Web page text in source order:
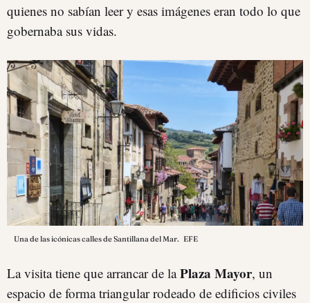
quienes no sabían leer y esas imágenes eran todo lo que
gobernaba sus vidas.
Una de las icónicas calles de Santillana del Mar. EFE
La visita tiene que arrancar de laPlaza Mayor, un
espacio de forma triangular rodeado de edificios civiles